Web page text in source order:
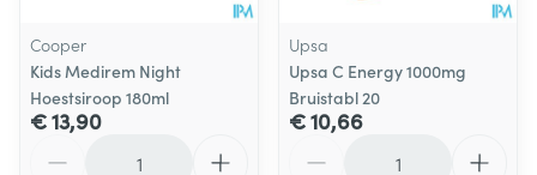
Cooper
Kids Medirem Night
Hoestsiroop 180ml
€ 13,90
Upsa
Upsa C Energy 1000mg
Bruistabl 20
€ 10,66